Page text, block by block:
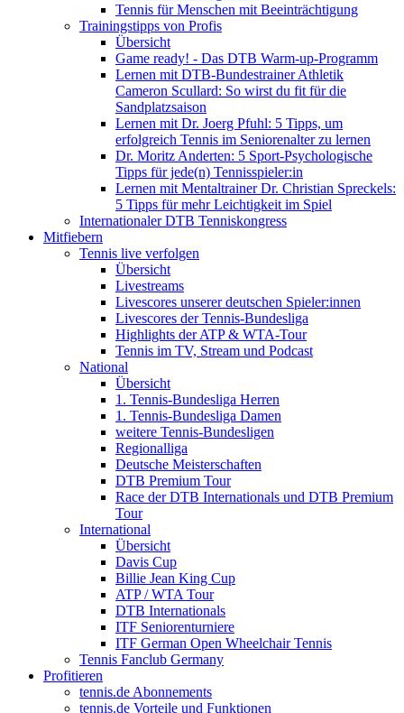
Tennis für Menschen mit Beeinträchtigung
Trainingstipps von Profis
Übersicht
Game ready! - Das DTB Warm-up-Programm
Lernen mit DTB-Bundestrainer Athletik
Cameron Scullard: So wirst du fit für die
Sandplatzsaison
Lernen mit Dr. Joerg Pfuhl: 5 Tipps, um
erfolgreich Tennis im Seniorenalter zu lernen
Dr. Moritz Anderten: 5 Sport-Psychologische
Tipps für jede(n) Tennisspieler:in
Lernen mit Mentaltrainer Dr. Christian Spreckels:
5 Tipps für mehr Leichtigkeit im Spiel
Internationaler DTB Tenniskongress
Mitfiebern
Tennis live verfolgen
Übersicht
Livestreams
Livescores unserer deutschen Spieler:innen
Livescores der Tennis-Bundesliga
Highlights der ATP & WTA-Tour
Tennis im TV, Stream und Podcast
National
Übersicht
1. Tennis-Bundesliga Herren
1. Tennis-Bundesliga Damen
weitere Tennis-Bundesligen
Regionalliga
Deutsche Meisterschaften
DTB Premium Tour
Race der DTB Internationals und DTB Premium
Tour
International
Übersicht
Davis Cup
Billie Jean King Cup
ATP / WTA Tour
DTB Internationals
ITF Seniorenturniere
ITF German Open Wheelchair Tennis
Tennis Fanclub Germany
Profitieren
tennis.de Abonnements
tennis.de Vorteile und Funktionen